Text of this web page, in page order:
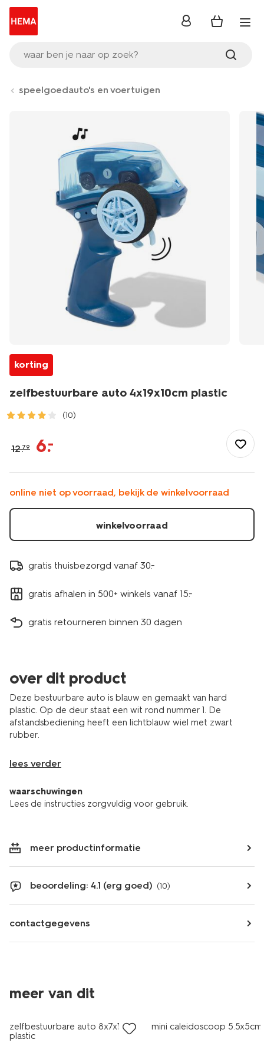
waar ben je naar op zoek?
inloggen
speelgoedauto's en voertuigen
korting
zelfbestuurbare auto 4x19x10cm plastic
(10)
hobby/autos/zelfbestuurbare-
auto-
plastic-
15100312.html
12.79 6.–
online niet op voorraad, bekijk de winkelvoorraad
winkelvoorraad
gratis thuisbezorgd vanaf 30.-
gratis afhalen in 500+ winkels vanaf 15.-
gratis retourneren binnen 30 dagen
over dit product
Deze bestuurbare auto is blauw en gemaakt van hard
plastic. Op de deur staat een wit rond nummer 1. De
afstandsbediening heeft een lichtblauw wiel met zwart
rubber.
lees verder
waarschuwingen
Lees de instructies zorgvuldig voor gebruik.
meer productinformatie
beoordeling: 4.1 (erg goed) (10)
contactgegevens
meer van dit
sale
zelfbestuurbare auto 8x7x18cm
plastic
mini caleidoscoop